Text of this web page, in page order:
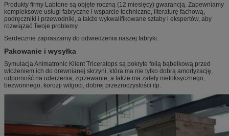
Produkty firmy Labtone są objęte roczną (12 miesięcy) gwarancją. Zapewniamy
kompleksowe usługi fabryczne i wsparcie techniczne, literaturę fachową,
podręczniki i przewodniki, a także wykwalifikowane sztaby i ekspertów, aby
rozwiązać Twoje problemy.
Serdecznie zapraszamy do odwiedzenia naszej fabryki.
Pakowanie i wysyłka
Symulacja Animatronic Klient Triceratops są pokryte folią bąbelkową przed
włożeniem ich do drewnianej skrzyni, która ma nie tylko dobrą amortyzację,
odporność na uderzenia, zgrzewanie, a także ma zalety nietoksycznego,
bezwonnego, korozji wilgoci, dobrej przezroczystości itp.